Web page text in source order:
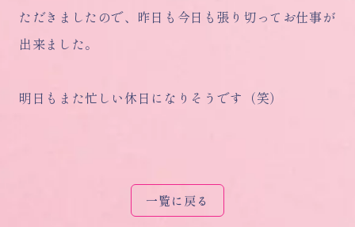
ただきましたので、昨日も今日も張り切ってお仕事が
出来ました。
明日もまた忙しい休日になりそうです（笑）
一覧に戻る